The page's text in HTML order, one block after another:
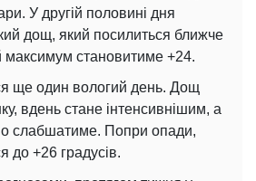
У другій половині дня
дощ, який посилиться ближче
максимум становитиме +24.
ще один вологий день. Дощ
вдень стане інтенсивнішим, а
слабшатиме. Попри опади,
до +26 градусів.